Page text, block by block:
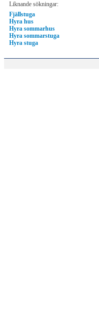
Liknande sökningar:
Fjällstuga
Hyra hus
Hyra sommarhus
Hyra sommarstuga
Hyra stuga